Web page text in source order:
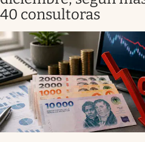
40 consultoras